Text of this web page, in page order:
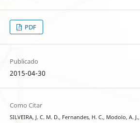
PDF
Publicado
2015-04-30
Como Citar
SILVEIRA, J. C. M. D., Fernandes, H. C., Modolo, A.